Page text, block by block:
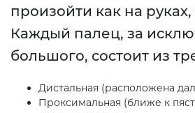
произойти как на руках,
Каждый палец, за
большого, состоит из
Дистальная (расположена
Проксимальная (ближе к